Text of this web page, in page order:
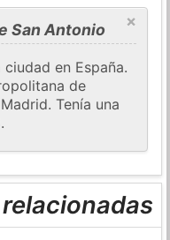
×
San Antonio
en España.
de
Tenía una